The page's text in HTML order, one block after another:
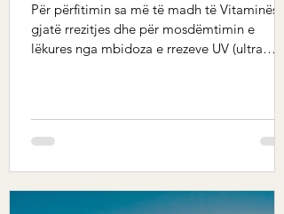
Për përfitimin sa më të madh të Vitaminës D
gjatë rrezitjes dhe për mosdëmtimin e
lëkures nga mbidoza e rrezeve UV (ultra